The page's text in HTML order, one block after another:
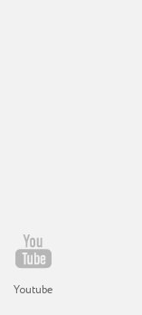
Youtube